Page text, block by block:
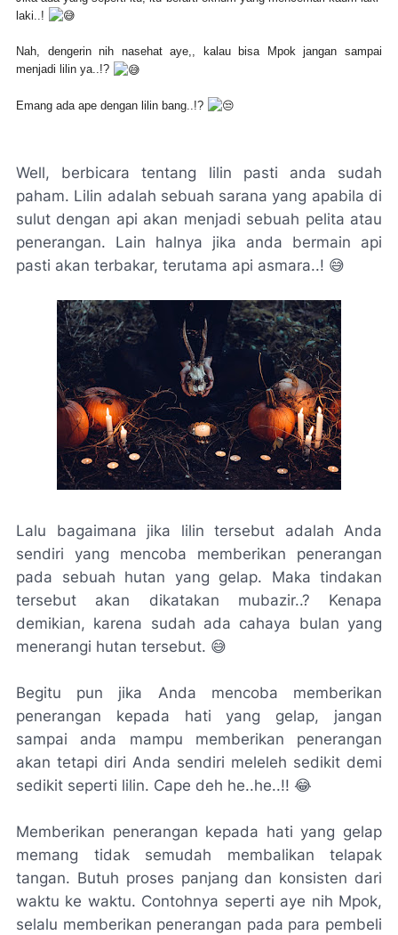
laki..!
Nah, dengerin nih nasehat aye,, kalau bisa Mpok jangan sampai
menjadi lilin ya..!?
Emang ada ape dengan lilin bang..!?
Well, berbicara tentang lilin pasti anda sudah
paham. Lilin adalah sebuah sarana yang apabila di
sulut dengan api akan menjadi sebuah pelita atau
penerangan. Lain halnya jika anda bermain api
pasti akan terbakar, terutama api asmara..! 😅
Lalu bagaimana jika lilin tersebut adalah Anda
sendiri yang mencoba memberikan penerangan
pada sebuah hutan yang gelap. Maka tindakan
tersebut akan dikatakan mubazir..? Kenapa
demikian, karena sudah ada cahaya bulan yang
menerangi hutan tersebut. 😅
Begitu pun jika Anda mencoba memberikan
penerangan kepada hati yang gelap, jangan
sampai anda mampu memberikan penerangan
akan tetapi diri Anda sendiri meleleh sedikit demi
sedikit seperti lilin. Cape deh he..he..!! 😂
Memberikan penerangan kepada hati yang gelap
memang tidak semudah membalikan telapak
tangan. Butuh proses panjang dan konsisten dari
waktu ke waktu. Contohnya seperti aye nih Mpok,
selalu memberikan penerangan pada para pembeli